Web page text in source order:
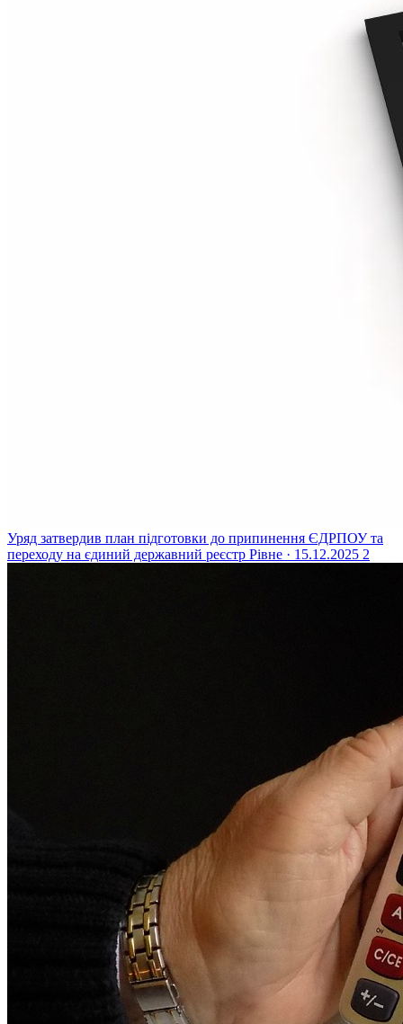
Уряд затвердив план підготовки до припинення ЄДРПОУ та
переходу на єдиний державний реєстр Рівне · 15.12.2025 2